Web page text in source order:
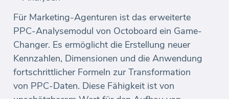
Für Marketing-Agenturen ist das erweiterte
PPC-Analysemodul von Octoboard ein Game-
Changer. Es ermöglicht die Erstellung neuer
Kennzahlen, Dimensionen und die Anwendung
fortschrittlicher Formeln zur Transformation
von PPC-Daten. Diese Fähigkeit ist von